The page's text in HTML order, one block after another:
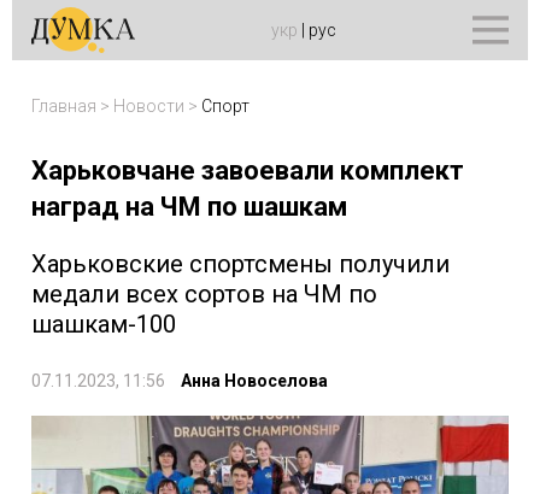
укр рус
Главная > Новости > Спорт
Харьковчане завоевали комплект
наград на ЧМ по шашкам
Харьковские спортсмены получили
медали всех сортов на ЧМ по
шашкам-100
07.11.2023, 11:56 Анна Новоселова